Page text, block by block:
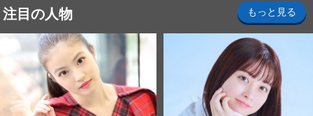
注目の人物 もっと見る